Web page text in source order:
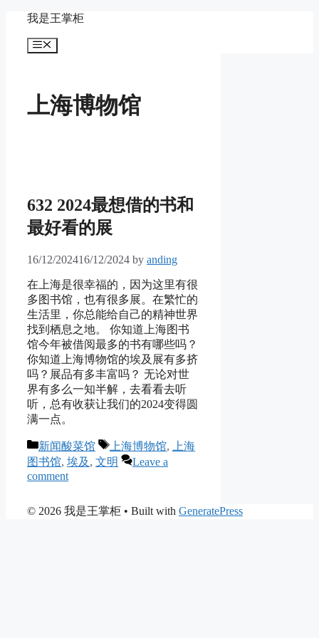
content
我是王掌柜
Menu
上海博物馆
632 2024最想借的书和
最好看的展
16/12/202416/12/2024 by anding
在上海是很幸福的，因为这里有很
多图书馆，也有很多展。在繁忙的
生活里，你总能给自己的精神世界
找到栖息之地。 你知道上海图书
馆今年被借阅最多的书有哪些吗？
你知道上海博物馆的埃及展有多挤
吗？展品有多丰富吗？ 无论对世
界有多么一知半解，去看看去听
听，总有收获让我们的2024变得圆
满一点。
Categories
新闻酸菜馆 Tags
上海博物馆,
上海
图书馆, 埃及 , 文明
Leave a
comment
© 2026 我是王掌柜 • Built with GeneratePress